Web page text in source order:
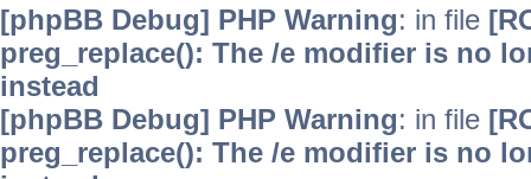
[phpBB Debug] PHP Warning: in file
preg_replace(): The /e modifier is no
instead
[phpBB Debug] PHP Warning: in file
preg_replace(): The /e modifier is no